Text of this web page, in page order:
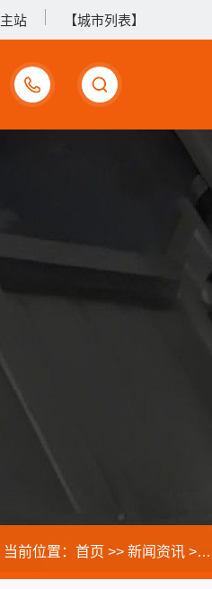
主站 【城市列表】
17733990375
当前位置：首页 >>新闻资讯 >>